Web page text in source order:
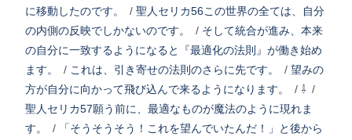
に移動したのです。
/ 聖人セリカ56この世界の全ては、自分
の内側の反映でしかないのです。
/ そして統合が進み、本来
の自分に一致するようになると『最適化の法則』が働き始め
ます。
/ これは、引き寄せの法則のさらに先です。 / 望みの
方が自分に向かって飛び込んで来るようになります。
/ ⇩ /
聖人セリカ57願う前に、最適なものが魔法のように現れま
す。
/
「そうそうそう！これを望んでいたんだ！」と後から